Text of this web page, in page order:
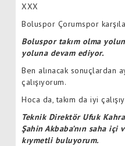
XXX
Boluspor Çorumspor
Boluspor takım olma
yoluna devam ediyor.
Ben alınacak sonuçlardan
çalışıyorum.
Hoca da, takım da iyi
Teknik Direktör Ufuk
Şahin Akbaba’nın saha içi
kıymetli buluyorum.